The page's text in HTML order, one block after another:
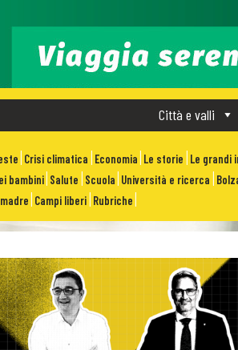
Città e valli
Crisi climatica Economia Le storie Le grandi
bambini Salute Scuola Università e ricerca
Campi liberi Rubriche